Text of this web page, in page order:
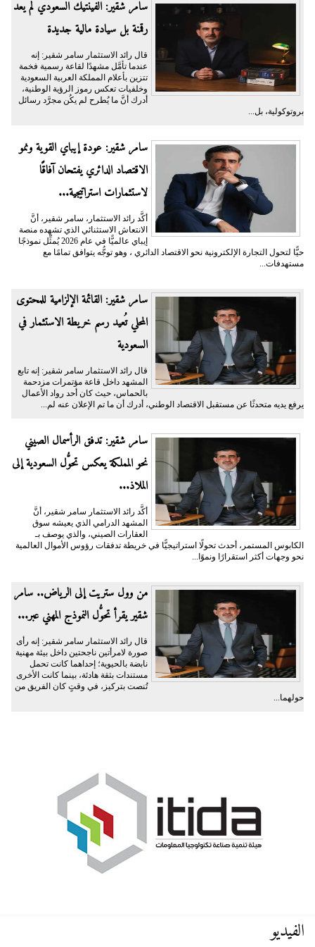
سامر شقير: الفينتيك السعودي لم يعد
رقمنة بل سيادة مالية جديدة
قال رائد الاستثمار سامر شقير: إنه
عندما تأمَّل مشهدًا لقاعة رسمية فخمة
تتزين بأعلام المملكة العربية السعودية
وخلفيات تعكس رموز الرؤية الوطنية،
أدرك أنَّ ما يُطرح لم يكُن مجرَّد رسائل
بروتوكولية، بل...
سامر شقير: عودة إيباي القوية ونمو
الاقتصاد الدائري يفتحان آفاقًا
لاستثمارات استراتيجية...
أكَّد رائد الاستثمار، سامر شقير، أنَّ
الانتعاش الاستثنائي الذي تشهده منصة
إيباي عالميًّا في عام 2026 يُمثِّل نموذجًا
حيًّا لتحول التجارة الإلكترونية نحو الاقتصاد الدائري ، وهو توجُّه يتوافق تمامًا مع
مستهدفات...
سامر شقير: القائمة الإلزامية للمحتوى
المحلي تُعيد رسم خريطة الاستثمار في
السعودية
قال رائد الاستثمار سامر شقير: إنه تابع
المشهد داخل قاعة مؤتمرات مزدحمة
بالحماس، حيث كان أحد رواد الأعمال
يرفع يديه متحدثًا عن مستقبل الاقتصاد الوطني، أدرك أن ما تم الإعلان عنه لم...
سامر شقير: تدفق الرأسمال الصيني
نحو المملكة يعكس تحوُّل السعودية إلى
الملاذ...
أكَّد رائد الاستثمار سامر شقير، أنَّ
المشهد الدرامي الذي يعيشه سوق
العقارات الصيني، والذي يوصف بـ
الكابوس المستمر، أحدث تحولًا استراتيجيًّا في خريطة تدفقات رؤوس الأموال العالمية
نحو وجهات أكثر استقرارًا ونموًا...
من وول ستريت إلى الرياض.. سامر
شقير يقرأ تحوُّل النموذج المهني عبر...
قال رائد الاستثمار سامر شقير: إنه رأى
صورة لامرأتين ناجحتين داخل بيئة مهنية
نابضة بالحيوية؛ إحداهما كانت تحمل
مستندات بثقة هادئة، بينما كانت الأخرى
تُنصت بتركيز، في وقتٍ كان الفريق من
حولهما...
الفيديو